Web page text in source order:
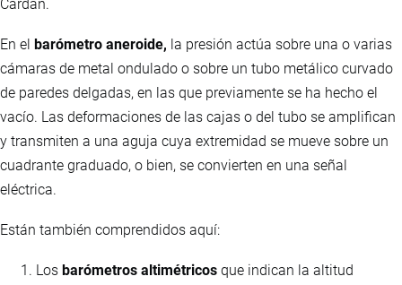
Cardan.
En el barómetro aneroide, la presión actúa sobre una o varias
cámaras de metal ondulado o sobre un tubo metálico curvado
de paredes delgadas, en las que previamente se ha hecho el
vacío. Las deformaciones de las cajas o del tubo se amplifican
y transmiten a una aguja cuya extremidad se mueve sobre un
cuadrante graduado, o bien, se convierten en una señal
eléctrica.
Están también comprendidos aquí:
Los barómetros altimétricos que indican la altitud